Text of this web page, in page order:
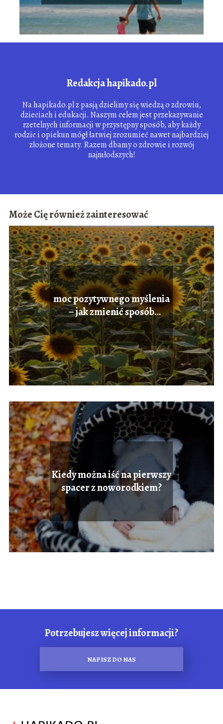
Redakcja hapikado.pl
Na hapikado.pl z pasją dzielimy się wiedzą o zdrowiu,
dzieciach i edukacji. Naszym celem jest przekazywanie
rzetelnych informacji w przystępny sposób, aby każdy
rodzic i opiekun mógł łatwiej zrozumieć nawet najbardziej
złożone tematy. Razem dbamy o zdrowie i rozwój
najmłodszych!
Może Cię również zainteresować
moc pozytywnego myślenia
– jak zmienić sposób
myślenia na bardziej
optymistyczny
Kiedy można iść na pierwszy
spacer z noworodkiem?
Potrzebujesz więcej informacji?
NAPISZ DO NAS